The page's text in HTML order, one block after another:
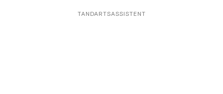
TANDARTSASSISTENT